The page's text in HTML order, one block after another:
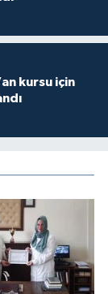
kursu için